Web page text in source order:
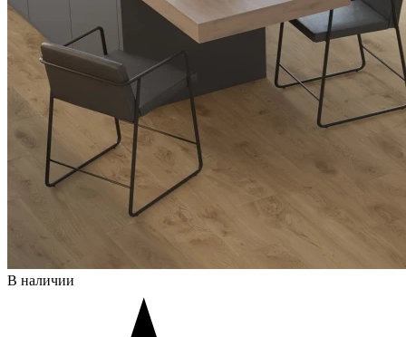
В наличии